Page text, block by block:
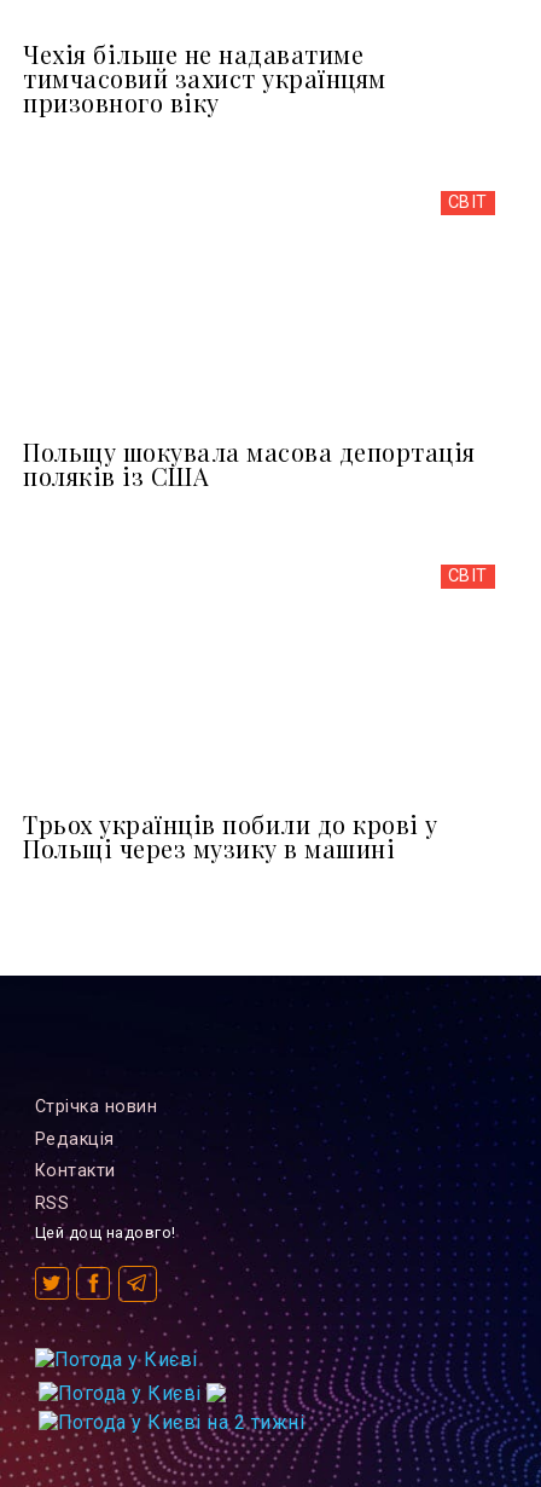
Чехія більше не надаватиме
тимчасовий захист українцям
призовного віку
СВІТ
Польщу шокувала масова депортація
поляків із США
СВІТ
Трьох українців побили до крові у
Польщі через музику в машині
Стрiчка новин
Редакцiя
Контакти
RSS
Цей дощ надовго!